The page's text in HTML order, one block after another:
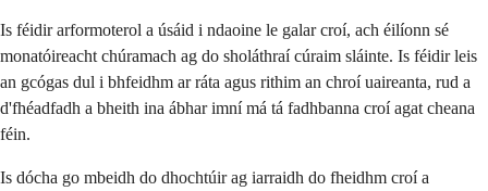
Is féidir arformoterol a úsáid i ndaoine le galar croí, ach éilíonn sé
monatóireacht chúramach ag do sholáthraí cúraim sláinte. Is féidir leis
an gcógas dul i bhfeidhm ar ráta agus rithim an chroí uaireanta, rud a
d'fhéadfadh a bheith ina ábhar imní má tá fadhbanna croí agat cheana
féin.
Is dócha go mbeidh do dhochtúir ag iarraidh do fheidhm croí a